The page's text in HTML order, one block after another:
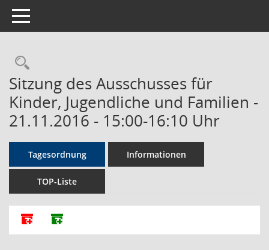
Toggle navigation
Rechercheauswahl
Sitzung des Ausschusses für
Kinder, Jugendliche und Familien -
21.11.2016 - 15:00-16:10 Uhr
Tagesordnung Informationen
TOP-Liste
Alle Dokumente zu dieser Sitzung zusammenfassen
Dokumente ohne Anlagen zusammenfassen